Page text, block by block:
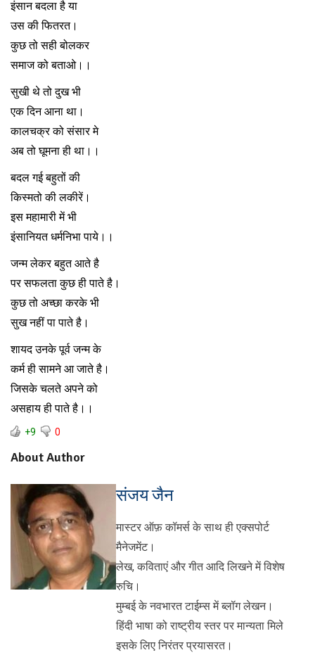
इंसान बदला है या
उस की फितरत।
कुछ तो सही बोलकर
समाज को बताओ।।
सुखी थे तो दुख भी
एक दिन आना था।
कालचक्र को संसार मे
अब तो घूमना ही था।।
बदल गई बहुतों की
किस्मतो की लकीरें।
इस महामारी में भी
इंसानियत धर्मनिभा पाये।।
जन्म लेकर बहुत आते है
पर सफलता कुछ ही पाते है।
कुछ तो अच्छा करके भी
सुख नहीं पा पाते है।
शायद उनके पूर्व जन्म के
कर्म ही सामने आ जाते है।
जिसके चलते अपने को
असहाय ही पाते है।।
+9 0
About Author
संजय जैन
मास्टर ऑफ़ कॉमर्स के साथ ही एक्सपोर्ट
मैनेजमेंट।
लेख, कविताएं और गीत आदि लिखने में विशेष
रुचि।
मुम्बई के नवभारत टाईम्स में ब्लॉग लेखन।
हिंदी भाषा को राष्ट्रीय स्तर पर मान्यता मिले
इसके लिए निरंतर प्रयासरत।